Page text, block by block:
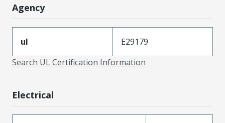
Agency
ul
E29179
Search UL Certification Information
Electrical